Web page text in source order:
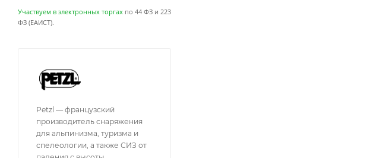
Участвуем в электронных торгах по 44 ФЗ и 223
ФЗ (ЕАИСТ).
Petzl — французский
производитель снаряжения
для альпинизма, туризма и
спелеологии, а также СИЗ от